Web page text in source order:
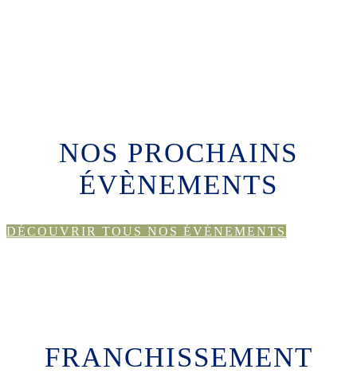
NOS PROCHAINS
ÉVÈNEMENTS
DÉCOUVRIR TOUS NOS ÉVÉNEMENTS
FRANCHISSEMENT